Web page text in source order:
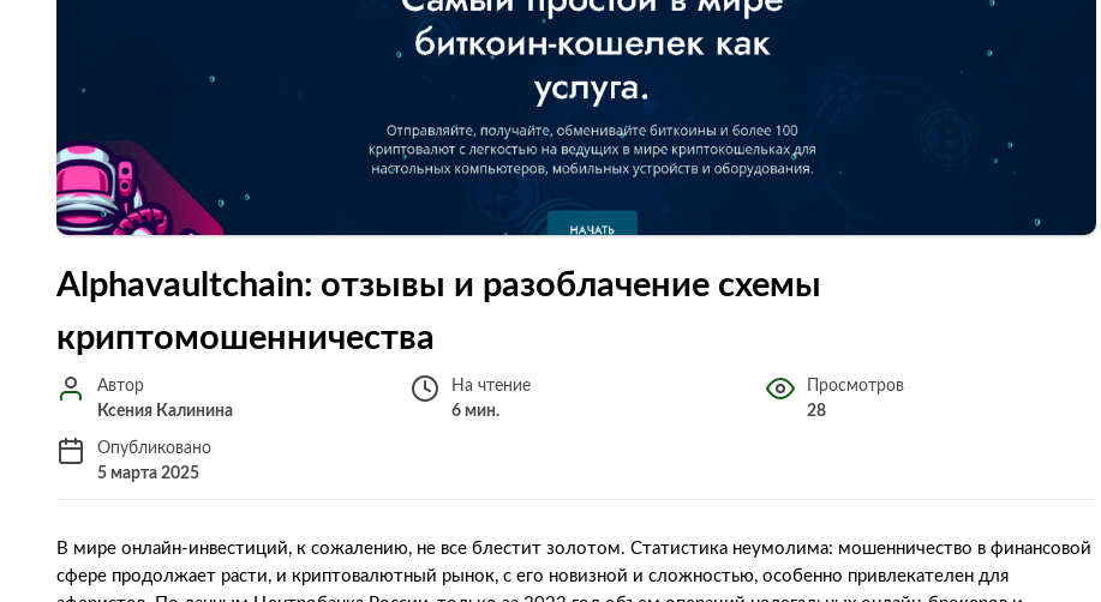
Alphavaultchain: отзывы и разоблачение схемы
криптомошенничества
Автор
Ксения Калинина
На чтение
6 мин.
Просмотров
28
Опубликовано
5 марта 2025
В мире онлайн-инвестиций, к сожалению, не все блестит золотом. Статистика неумолима: мошенничество в финансовой
сфере продолжает расти, и криптовалютный рынок, с его новизной и сложностью, особенно привлекателен для